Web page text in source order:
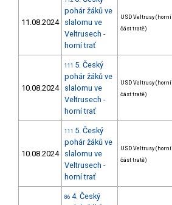
11.08.2024
pohár žáků ve
slalomu ve
Veltrusech -
horní trať
USD Veltrusy (horní
část tratě)
10.08.2024
111 5. Český
pohár žáků ve
slalomu ve
Veltrusech -
horní trať
USD Veltrusy (horní
část tratě)
10.08.2024
111 5. Český
pohár žáků ve
slalomu ve
Veltrusech -
horní trať
USD Veltrusy (horní
část tratě)
86 4. Český